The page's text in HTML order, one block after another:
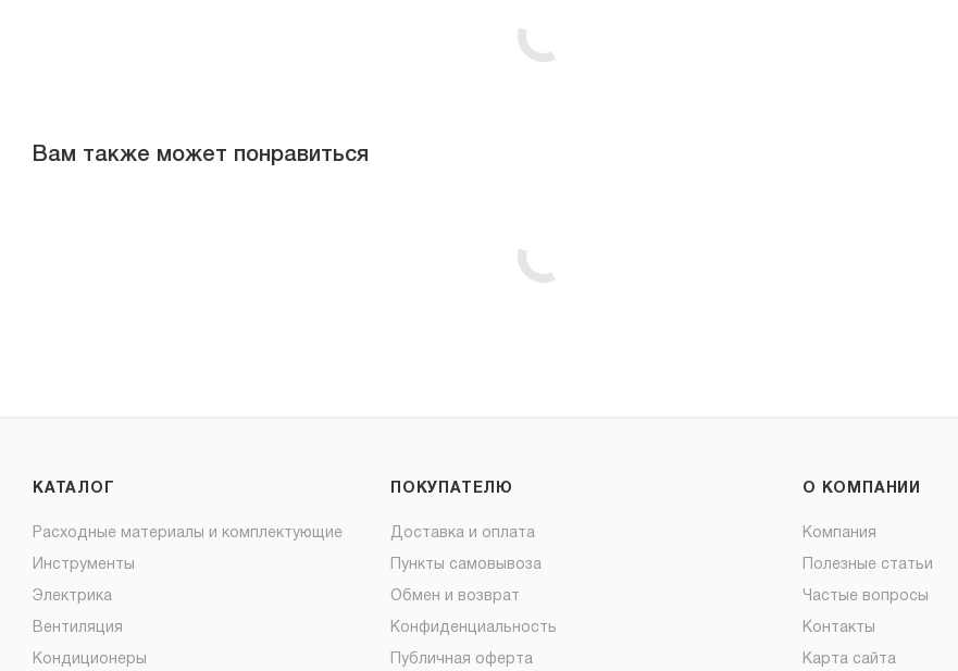
Вам также может понравиться
КАТАЛОГ
Расходные материалы и комплектующие
Инструменты
Электрика
Вентиляция
Кондиционеры
ПОКУПАТЕЛЮ
Доставка и оплата
Пункты самовывоза
Обмен и возврат
Конфиденциальность
Публичная оферта
О КОМПАНИИ
Компания
Полезные статьи
Частые вопросы
Контакты
Карта сайта